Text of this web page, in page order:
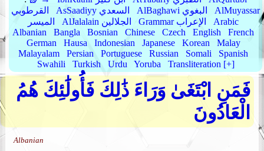
القرطوبي
AsSaadiyy السعدي AlBaghawi البغوي
AlMuyassar
الميسر
AlJalalain الجلالين Grammar الإعراب
Arabic
Albanian
Bangla Bosnian Chinese Czech English
French
German
Hausa Indonesian Japanese Korean
Malay
Malayalam
Persian Portuguese Russian Somali
Spanish
Swahili
Turkish Urdu Yoruba Transliteration [+]
فَمَنِ ابْتَغَىٰ وَرَاءَ ذَٰلِكَ فَأُولَٰئِكَ هُمُ
الْعَادُونَ
Albanian